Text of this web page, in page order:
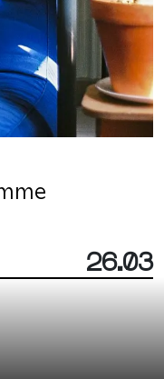
26.03